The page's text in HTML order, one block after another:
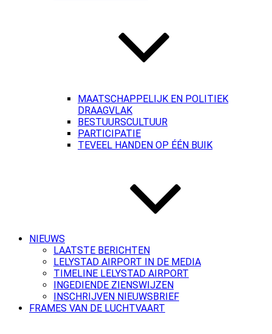
MAATSCHAPPELIJK EN POLITIEK
DRAAGVLAK
BESTUURSCULTUUR
PARTICIPATIE
TEVEEL HANDEN OP ÉÉN BUIK
NIEUWS
LAATSTE BERICHTEN
LELYSTAD AIRPORT IN DE MEDIA
TIMELINE LELYSTAD AIRPORT
INGEDIENDE ZIENSWIJZEN
INSCHRIJVEN NIEUWSBRIEF
FRAMES VAN DE LUCHTVAART